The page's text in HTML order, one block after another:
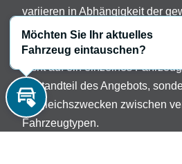
variieren in Abhängigkeit der
Sonderausstattungen.
Verbrauchsangaben: Die
nicht auf ein einzelnes
Bestandteil des Angebots,
Vergleichszwecken zwischen
Fahrzeugtypen.
Inzahlungnahme
Möchten Sie Ihr aktuelles
Fahrzeug eintauschen?